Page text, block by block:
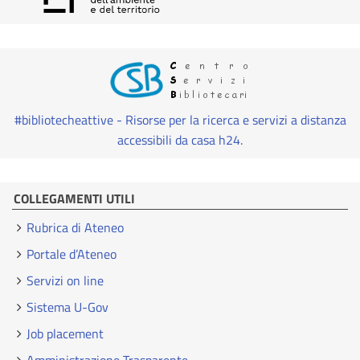
#bibliotecheattive - Risorse per la ricerca e servizi a distanza
accessibili da casa h24.
COLLEGAMENTI UTILI
Rubrica di Ateneo
Portale d’Ateneo
Servizi on line
Sistema U-Gov
Job placement